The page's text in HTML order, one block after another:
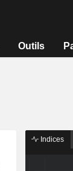
Outils
Indices